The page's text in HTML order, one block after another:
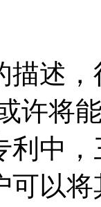
描述
许将
利中
可以